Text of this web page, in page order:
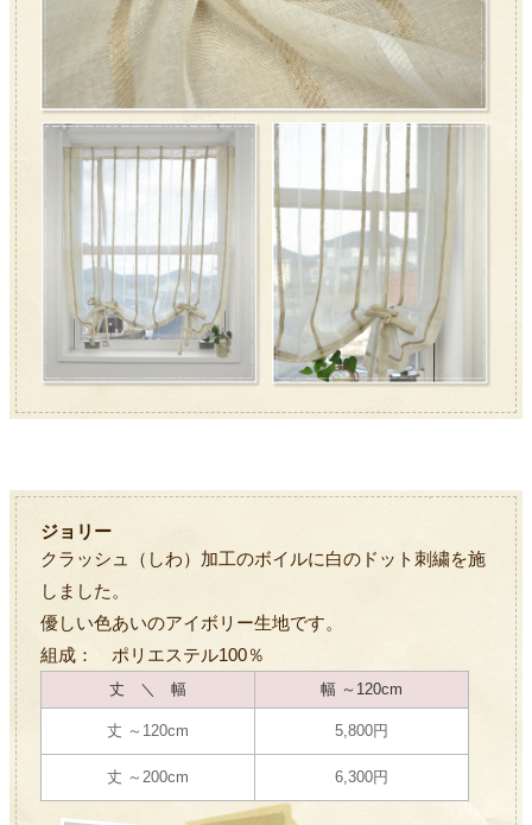
ジョリー
クラッシュ（しわ）加工のボイルに白のドット刺繍を施
しました。
優しい色あいのアイボリー生地です。
組成： ポリエステル100％
丈 ＼ 幅 幅 ～120cm
丈 ～120cm 5,800円
丈 ～200cm 6,300円